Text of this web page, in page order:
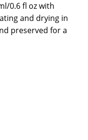
0.6 fl oz with
and drying in
preserved for a